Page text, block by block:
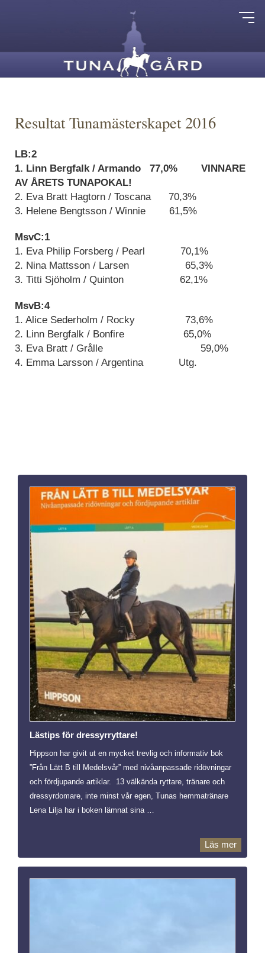
Resultat Tunamästerskapet 2016
LB:2
1. Linn Bergfalk / Armando 77,0% VINNARE
AV ÅRETS TUNAPOKAL!
2. Eva Bratt Hagtorn / Toscana 70,3%
3. Helene Bengtsson / Winnie 61,5%
MsvC:1
1. Eva Philip Forsberg / Pearl 70,1%
2. Nina Mattsson / Larsen 65,3%
3. Titti Sjöholm / Quinton 62,1%
MsvB:4
1. Alice Sederholm / Rocky 73,6%
2. Linn Bergfalk / Bonfire 65,0%
3. Eva Bratt / Grålle 59,0%
4. Emma Larsson / Argentina Utg.
Lästips för dressyrryttare!
Hippson har givit ut en mycket trevlig och informativ bok
”Från Lätt B till Medelsvår” med nivåanpassade ridövningar
och fördjupande artiklar. 13 välkända ryttare, tränare och
dressyrdomare, inte minst vår egen, Tunas hemmatränare
Lena Lilja har i boken lämnat sina …
Läs mer